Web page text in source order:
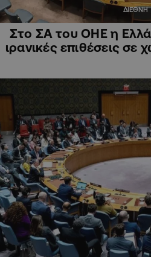
ΔΙΕΘΝΗ
Στο ΣΑ του ΟΗΕ η
ιρανικές επιθέσεις σε